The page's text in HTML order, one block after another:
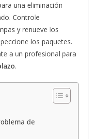
una eliminación
Controle
y renueve los
los paquetes.
a un profesional para
.
de